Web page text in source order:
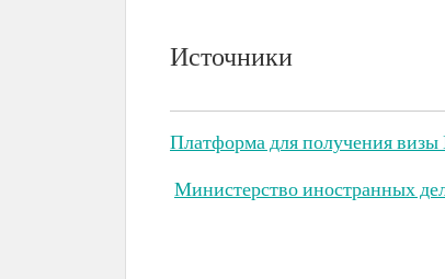
Источники
Платформа для получения визы
Министерство иностранных